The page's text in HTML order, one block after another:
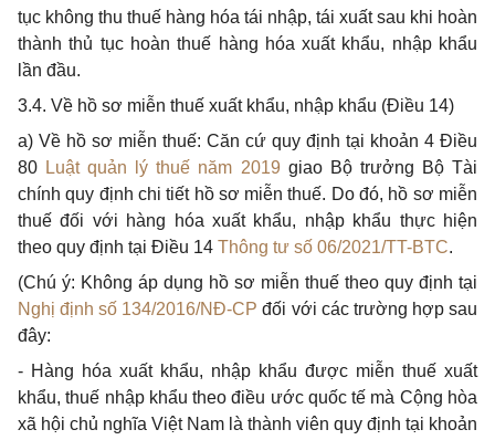
tục không thu thuế hàng hóa tái nhập, tái xuất sau khi hoàn
thành thủ tục hoàn thuế hàng hóa xuất khẩu, nhập khẩu
lần đầu.
3.4. Về hồ sơ miễn thuế xuất khẩu, nhập khẩu (Điều 14)
a) Về hồ sơ miễn thuế: Căn cứ quy định tại khoản 4 Điều
80 Luật quản lý thuế năm 2019 giao Bộ trưởng Bộ Tài
chính quy định chi tiết hồ sơ miễn thuế. Do đó, hồ sơ miễn
thuế đối với hàng hóa xuất khẩu, nhập khẩu thực hiện
theo quy định tại Điều 14 Thông tư số 06/2021/TT-BTC.
(Chú ý: Không áp dụng hồ sơ miễn thuế theo quy định tại
Nghị định số 134/2016/NĐ-CP đối với các trường hợp sau
đây:
- Hàng hóa xuất khẩu, nhập khẩu được miễn thuế xuất
khẩu, thuế nhập khẩu theo điều ước quốc tế mà Cộng hòa
xã hội chủ nghĩa Việt Nam là thành viên quy định tại khoản